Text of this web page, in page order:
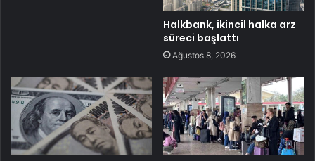
Halkbank, ikincil halka arz
süreci başlattı
Ağustos 8, 2026